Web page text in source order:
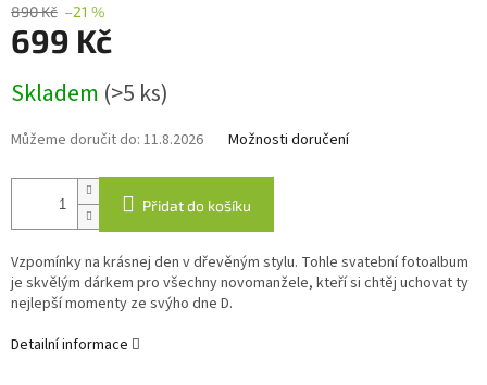
890 Kč –21 %
699 Kč
cena:
Skladem (>5 ks)
Můžeme doručit do: 11.8.2026 Možnosti doručení
Přidat do košíku
Vzpomínky na krásnej den v dřevěným stylu. Tohle svatební fotoalbum
je skvělým dárkem pro všechny novomanžele, kteří si chtěj uchovat ty
nejlepší momenty ze svýho dne D.
Detailní informace